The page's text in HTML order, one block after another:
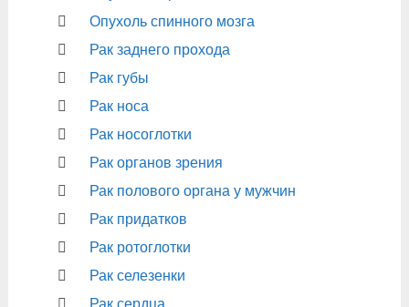
Опухоль спинного мозга
Рак заднего прохода
Рак губы
Рак носа
Рак носоглотки
Рак органов зрения
Рак полового органа у мужчин
Рак придатков
Рак ротоглотки
Рак селезенки
Рак сердца